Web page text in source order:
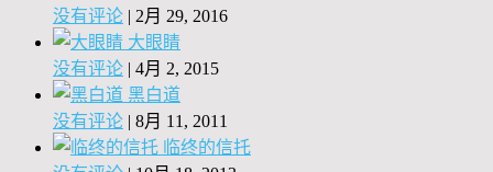
没有评论 | 2月 29, 2016
大眼睛
没有评论 | 4月 2, 2015
黑白道
没有评论 | 8月 11, 2011
临终的信托